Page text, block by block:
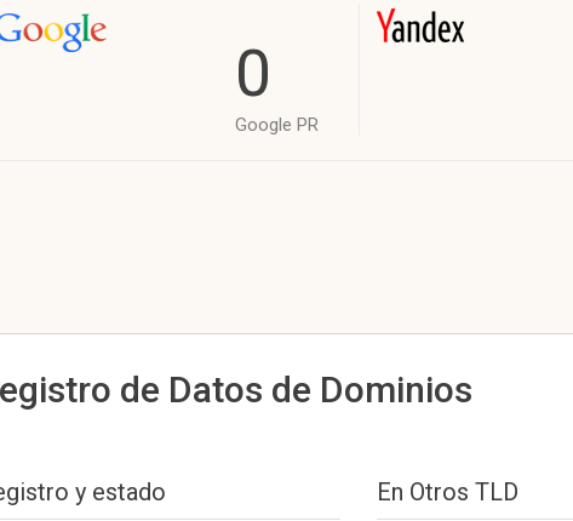
0
Google PR
de Datos de Dominios
y estado En Otros TLD